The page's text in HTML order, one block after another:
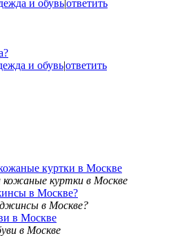
и обувь|ответить
и обувь|ответить
куртки в Москве
в Москве?
в Москве